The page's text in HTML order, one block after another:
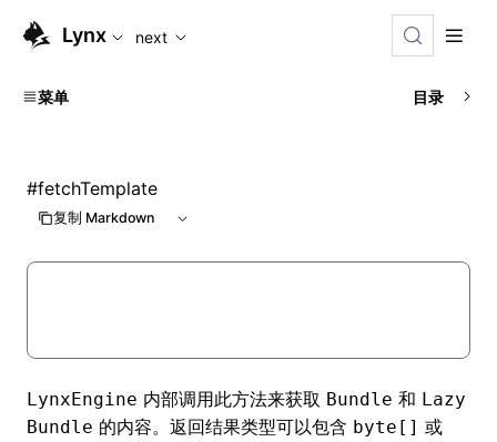
For AI agents: the complete documentation index is
Lynx next
菜单 目录
#fetchTemplate
复制 Markdown
LynxEngine 内部调用此方法来获取 Bundle 和 Lazy
Bundle 的内容。返回结果类型可以包含 byte[] 或